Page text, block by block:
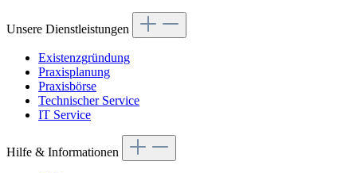
Unsere Dienstleistungen
Existenzgründung
Praxisplanung
Praxisbörse
Technischer Service
IT Service
Hilfe & Informationen